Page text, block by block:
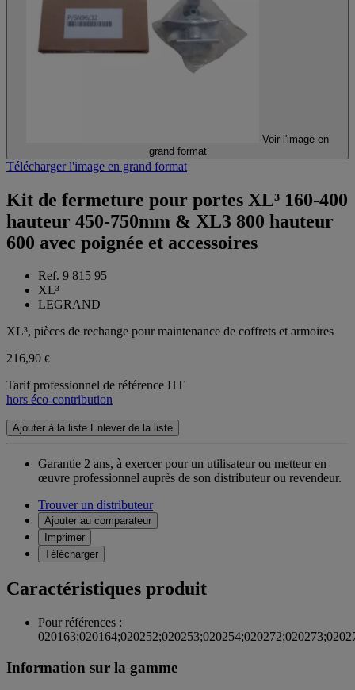
Voir l'image en
grand format
Télécharger l'image en grand format
Kit de fermeture pour portes XL³ 160-400
hauteur 450-750mm & XL3 800 hauteur
600 avec poignée et accessoires
Ref. 9 815 95
XL³
LEGRAND
XL³, pièces de rechange pour maintenance de coffrets et armoires
216,90 €
Tarif professionnel de référence HT
hors éco-contribution
Ajouter à la liste Enlever de la liste
Garantie 2 ans, à exercer pour un utilisateur ou metteur en
œuvre professionnel auprès de son distributeur ou revendeur.
Trouver un distributeur
Ajouter au comparateur
Imprimer
Télécharger
Caractéristiques produit
Pour références :
Information sur la gamme